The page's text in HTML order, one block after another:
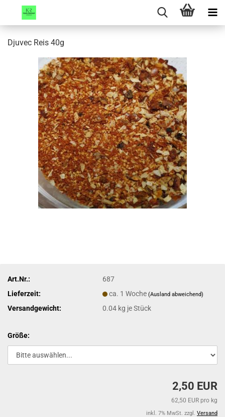
Djuvec Reis 40g
Art.Nr.:
687
Lieferzeit:
ca. 1 Woche(Ausland abweichend)
Versandgewicht: 0.04 kg je Stück
Größe:
2,50 EUR
62,50 EUR pro kg
inkl. 7% MwSt. zzgl. Versand